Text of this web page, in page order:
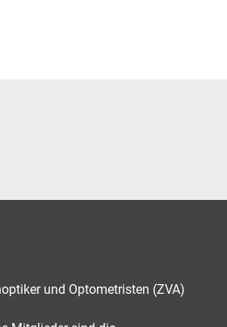
und Optometristen (ZVA)